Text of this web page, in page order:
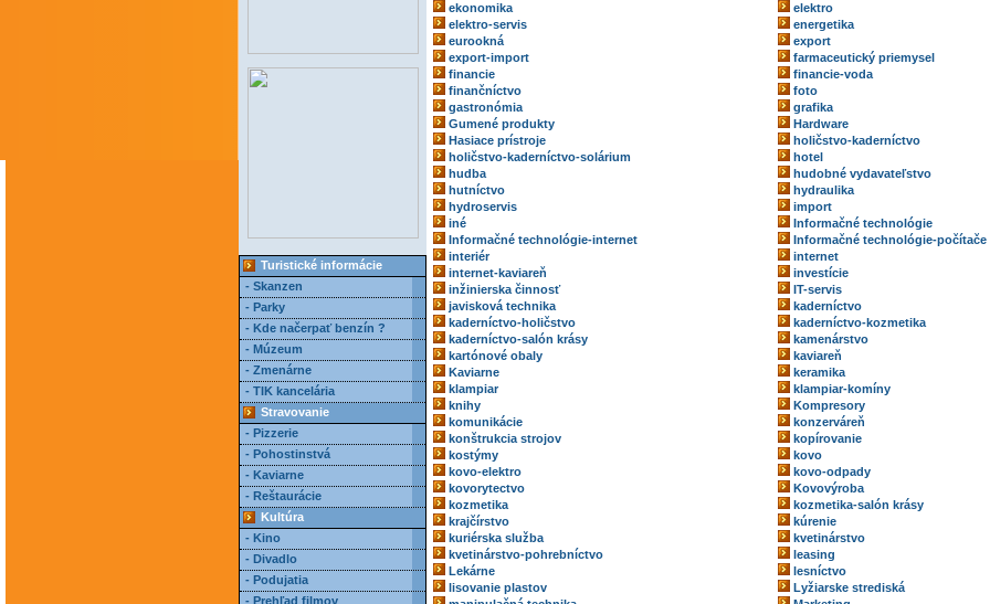
Turistické informácie
- Skanzen
- Parky
- Kde načerpať benzín ?
- Múzeum
- Zmenárne
- TIK kancelária
Stravovanie
- Pizzerie
- Pohostinstvá
- Kaviarne
- Reštaurácie
Kultúra
- Kino
- Divadlo
- Podujatia
- Prehľad filmov
ekonomika
elektro
elektro-servis
energetika
eurookná
export
export-import
farmaceutický priemysel
financie
financie-voda
finančníctvo
foto
gastronómia
grafika
Gumené produkty
Hardware
Hasiace prístroje
holičstvo-kaderníctvo
holičstvo-kaderníctvo-solárium
hotel
hudba
hudobné vydavateľstvo
hutníctvo
hydraulika
hydroservis
import
iné
Informačné technológie
Informačné technológie-internet
Informačné technológie-počítače
interiér
internet
internet-kaviareň
investície
inžinierska činnosť
IT-servis
javisková technika
kaderníctvo
kaderníctvo-holičstvo
kaderníctvo-kozmetika
kaderníctvo-salón krásy
kamenárstvo
kartónové obaly
kaviareň
Kaviarne
keramika
klampiar
klampiar-komíny
knihy
Kompresory
komunikácie
konzerváreň
konštrukcia strojov
kopírovanie
kostýmy
kovo
kovo-elektro
kovo-odpady
kovorytectvo
Kovovýroba
kozmetika
kozmetika-salón krásy
krajčírstvo
kúrenie
kuriérska služba
kvetinárstvo
kvetinárstvo-pohrebníctvo
leasing
Lekárne
lesníctvo
lisovanie plastov
Lyžiarske strediská